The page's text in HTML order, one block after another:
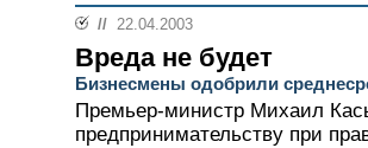
// 22.04.2003
Вреда не будет
Бизнесмены одобрили
Премьер-министр Михаил
предпринимательству при